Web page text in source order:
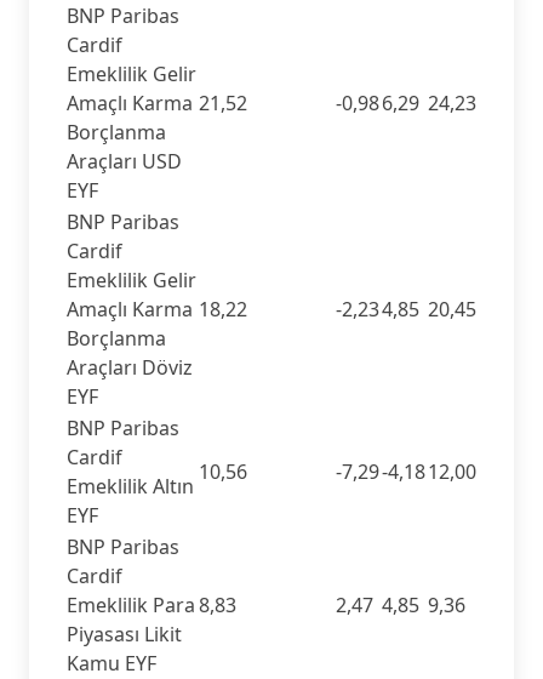
BNP Paribas
Cardif
Emeklilik Gelir
Amaçlı Karma
Borçlanma
Araçları USD
EYF
21,52 -0,986,29 24,23
BNP Paribas
Cardif
Emeklilik Gelir
Amaçlı Karma
Borçlanma
Araçları Döviz
EYF
18,22 -2,234,85 20,45
BNP Paribas
Cardif
Emeklilik Altın
EYF
10,56 -7,29-4,1812,00
BNP Paribas
Cardif
Emeklilik Para
Piyasası Likit
Kamu EYF
8,83 2,47 4,85 9,36